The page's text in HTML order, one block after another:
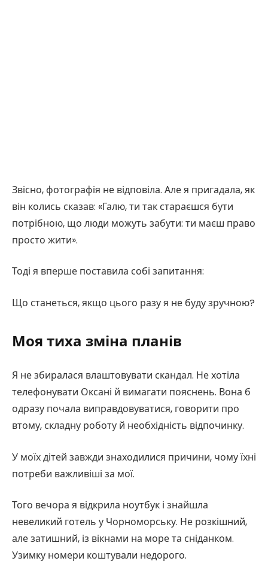
Звісно, фотографія не відповіла. Але я пригадала, як
він колись сказав: «Галю, ти так стараєшся бути
потрібною, що люди можуть забути: ти маєш право
просто жити».
Тоді я вперше поставила собі запитання:
Що станеться, якщо цього разу я не буду зручною?
Моя тиха зміна планів
Я не збиралася влаштовувати скандал. Не хотіла
телефонувати Оксані й вимагати пояснень. Вона б
одразу почала виправдовуватися, говорити про
втому, складну роботу й необхідність відпочинку.
У моїх дітей завжди знаходилися причини, чому їхні
потреби важливіші за мої.
Того вечора я відкрила ноутбук і знайшла
невеликий готель у Чорноморську. Не розкішний,
але затишний, із вікнами на море та сніданком.
Узимку номери коштували недорого.